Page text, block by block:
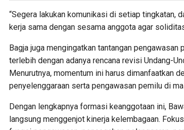
“Segera lakukan komunikasi di setiap tingkatan,
kerja sama dengan sesama anggota agar
Bagja juga mengingatkan tantangan
terlebih dengan adanya rencana revisi Undang-
Menurutnya, momentum ini harus dimanfaatkan
penyelenggaraan serta pengawasan pemilu di
Dengan lengkapnya formasi keanggotaan ini,
langsung menggenjot kinerja kelembagaan.